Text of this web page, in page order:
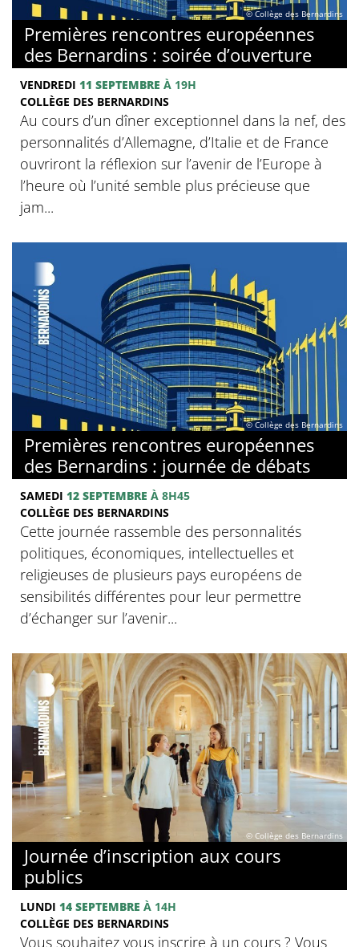
© Collège des Bernardins
Premières rencontres européennes
des Bernardins : soirée d’ouverture
VENDREDI 11 SEPTEMBRE À 19H
COLLÈGE DES BERNARDINS
Au cours d’un dîner exceptionnel dans la nef, des
personnalités d’Allemagne, d’Italie et de France
ouvriront la réflexion sur l’avenir de l’Europe à
l’heure où l’unité semble plus précieuse que
jam...
© Collège des Bernardins
Premières rencontres européennes
des Bernardins : journée de débats
SAMEDI 12 SEPTEMBRE À 8H45
COLLÈGE DES BERNARDINS
Cette journée rassemble des personnalités
politiques, économiques, intellectuelles et
religieuses de plusieurs pays européens de
sensibilités différentes pour leur permettre
d’échanger sur l’avenir...
© Collège des Bernardins
Journée d’inscription aux cours
publics
LUNDI 14 SEPTEMBRE À 14H
COLLÈGE DES BERNARDINS
Vous souhaitez vous inscrire à un cours ? Vous